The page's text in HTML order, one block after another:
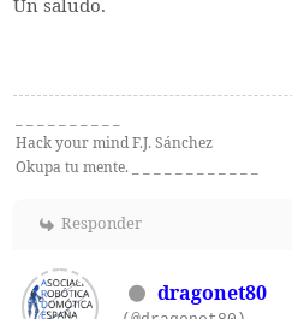
Un saludo.
Hack your mind F.J. Sánchez
Okupa tu mente. _ _ _ _ _ _ _ _ _ _ _ _
Responder
dragonet80